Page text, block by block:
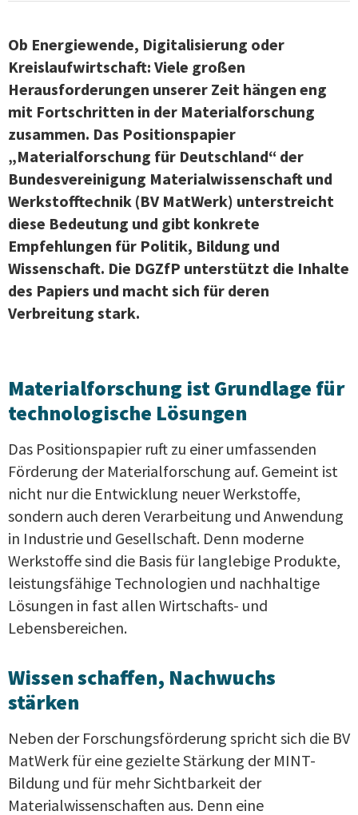
Ob Energiewende, Digitalisierung oder
Kreislaufwirtschaft: Viele großen
Herausforderungen unserer Zeit hängen eng
mit Fortschritten in der Materialforschung
zusammen. Das Positionspapier
„Materialforschung für Deutschland“ der
Bundesvereinigung Materialwissenschaft und
Werkstofftechnik (BV MatWerk) unterstreicht
diese Bedeutung und gibt konkrete
Empfehlungen für Politik, Bildung und
Wissenschaft. Die DGZfP unterstützt die Inhalte
des Papiers und macht sich für deren
Verbreitung stark.
Materialforschung ist Grundlage für
technologische Lösungen
Das Positionspapier ruft zu einer umfassenden
Förderung der Materialforschung auf. Gemeint ist
nicht nur die Entwicklung neuer Werkstoffe,
sondern auch deren Verarbeitung und Anwendung
in Industrie und Gesellschaft. Denn moderne
Werkstoffe sind die Basis für langlebige Produkte,
leistungsfähige Technologien und nachhaltige
Lösungen in fast allen Wirtschafts- und
Lebensbereichen.
Wissen schaffen, Nachwuchs
stärken
Neben der Forschungsförderung spricht sich die BV
MatWerk für eine gezielte Stärkung der MINT-
Bildung und für mehr Sichtbarkeit der
Materialwissenschaften aus. Denn eine